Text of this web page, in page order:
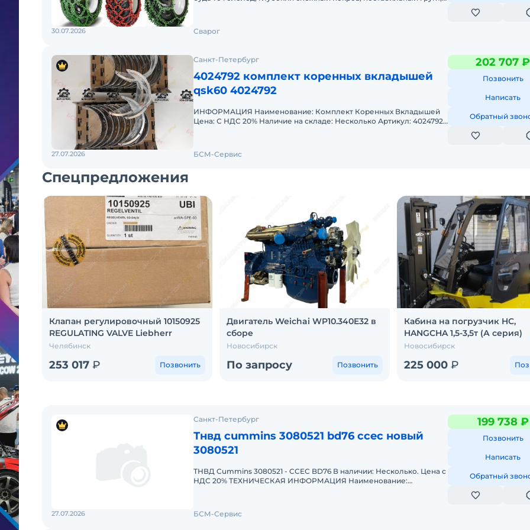
30.07.2026 Сварог
Санкт-Петербург
4024792 комплект коренных вкладышей
qsk60 4024792
ИНФОРМАЦИЯ Наименование: Комплект Коренных Вкладышей
Цена: С НДС 20% Наличие на складе: Несколько Артикул: 4024792
202 707 ₽
Позвонить
Написать
Обратный
27.07.2026 БСМ-Сервис
Спецпредложения
Клапан регулировочный 10150925
REGULATING VALVE Liebherr
Челябинск
253 017 ₽ Позвонить
Двигатель Weichai WP10.340E32 в
сборе
Новосибирск
По запросу Позвонить
Кабина на погрузчик HC,
HANGCHA 1,5-3,5т (А серия)
Новосибирск
225 000 ₽
Санкт-Петербург
Тнвд cummins 3080521 bd76 ccec новый
3080521
ТНВД Cummins 3080521 - CCEC BD76 В наличии: Несколько. Цена с
НДС 20% ТЕХНИЧЕСКАЯ ИНФОРМАЦИЯ Наименование:
199 738 ₽
Позвонить
Написать
Обратный
27.07.2026 БСМ-Сервис